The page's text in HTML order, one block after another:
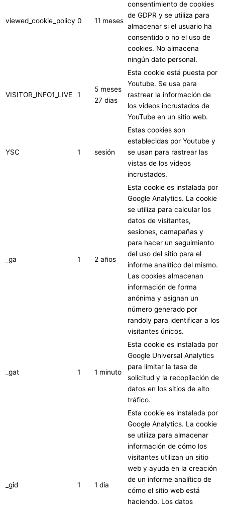
viewed_cookie_policy 0 11 meses
consentimiento de cookies
de GDPR y se utiliza para
almacenar si el usuario ha
consentido o no el uso de
cookies. No almacena
ningún dato personal.
VISITOR_INFO1_LIVE 1
5 meses
27 dias
Esta cookie está puesta por
Youtube. Se usa para
rastrear la información de
los videos incrustados de
YouTube en un sitio web.
YSC 1 sesión
Estas cookies son
establecidas por Youtube y
se usan para rastrear las
vistas de los videos
incrustados.
_ga 1 2 años
Esta cookie es instalada por
Google Analytics. La cookie
se utiliza para calcular los
datos de visitantes,
sesiones, camapañas y
para hacer un seguimiento
del uso del sitio para el
informe analítico del mismo.
Las cookies almacenan
información de forma
anónima y asignan un
número generado por
randoly para identificar a los
visitantes únicos.
_gat 1 1 minuto
Esta cookie es instalada por
Google Universal Analytics
para limitar la tasa de
solicitud y la recopilación de
datos en los sitios de alto
tráfico.
_gid 1 1 día
Esta cookie es instalada por
Google Analytics. La cookie
se utiliza para almacenar
información de cómo los
visitantes utilizan un sitio
web y ayuda en la creación
de un informe analítico de
cómo el sitio web está
haciendo. Los datos